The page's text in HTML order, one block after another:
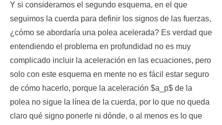
Y si consideramos el segundo esquema, en el que
seguimos la cuerda para definir los signos de las fuerzas,
¿cómo se abordaría una polea acelerada? Es verdad que
entendiendo el problema en profundidad no es muy
complicado incluir la aceleración en las ecuaciones, pero
solo con este esquema en mente no es fácil estar seguro
de cómo hacerlo, porque la aceleración $a_p$ de la
polea no sigue la línea de la cuerda, por lo que no queda
claro qué signo ponerle ni dónde, o al menos es lo que